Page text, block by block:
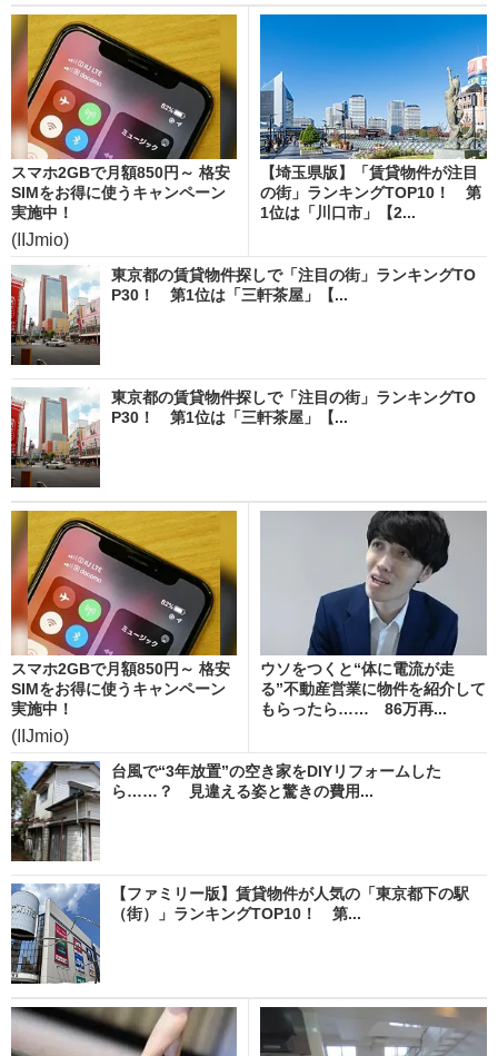
スマホ2GBで月額850円～ 格安
SIMをお得に使うキャンペーン
実施中！
(IIJmio)
【埼玉県版】「賃貸物件が注目
の街」ランキングTOP10！ 第
1位は「川口市」【2...
東京都の賃貸物件探しで「注目の街」ランキングTO
P30！ 第1位は「三軒茶屋」【...
東京都の賃貸物件探しで「注目の街」ランキングTO
P30！ 第1位は「三軒茶屋」【...
スマホ2GBで月額850円～ 格安
SIMをお得に使うキャンペーン
実施中！
(IIJmio)
ウソをつくと“体に電流が走
る”不動産営業に物件を紹介して
もらったら…… 86万再...
台風で“3年放置”の空き家をDIYリフォームした
ら……？ 見違える姿と驚きの費用...
【ファミリー版】賃貸物件が人気の「東京都下の駅
（街）」ランキングTOP10！ 第...